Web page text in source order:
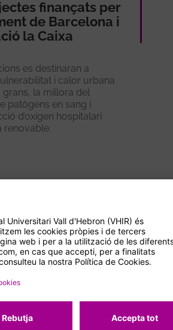
finançats per
de Barcelona i
la Caixa
es destinaran a
i calor urbana
grans, la millora del
patògens en sang i
d’oxigen hospitalari
renovable.